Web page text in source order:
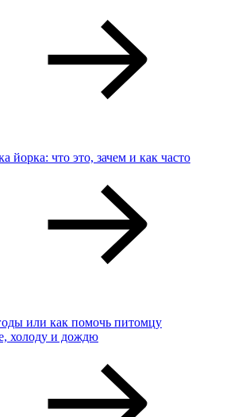
йорка: что это, зачем и как часто
или как помочь питомцу
холоду и дождю